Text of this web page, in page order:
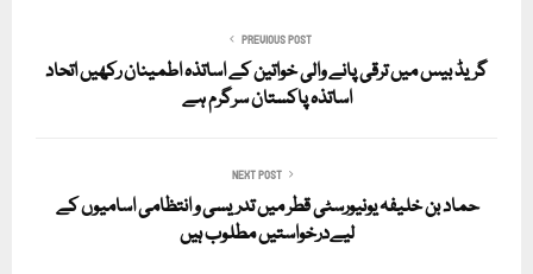
PREVIOUS POST
گریڈ بیس میں ترقی پانے والی خواتین کے اساتذہ اطمینان رکھیں اتحاد
اساتذہ پاکستان سرگرم ہے
NEXT POST
حماد بن خلیفہ یونیورسٹی قطر میں تدریسی و انتظامی اسامیوں کے
لیےدرخواستیں مطلوب ہیں